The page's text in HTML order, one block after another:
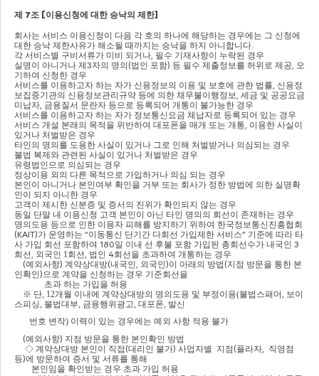
제 7조 [이용신청에 대한 승낙의 제한]
회사는 서비스 이용신청이 다음 각 호의 하나에 해당하는 경우에는 그 신청에
대한 승낙 제한사유가 해소될 때까지는 승낙을 하지 아니합니다
각 서비스별 구비서류가 미비 되거나 필수 기재사항이 누락된 경우
실명이 아니거나 제3자의 명의(법인 포함) 등 필수 제출정보를 허위로 제공
오
기하여 신청한 경우
서비스를 이용하고자 하는 자가 신용정보의 이용 및 보호에 관한 법률 신용정
보집중기관의 신용정보관리규약 등에 의한 채무불이행정보 세금 및 공공요금
미납자 금융질서 문란자 등으로 등록되어 개통이 불가능한 경우
서비스를 이용하고자 하는 자가 정보통신요금 체납자로 등록되어 있는 경우
서비스 개설 본래의 목적을 위반하여 대포폰을 매개 또는 개통 이용한 사실이
있거나 처벌받은 경우
타인의 명의를 도용한 사실이 있거나 그로 인해 처벌받거나 의심되는 경우
불법 복제와 관련된 사실이 있거나 처벌받은 경우
유령법인으로 의심되는 경우
정상이용 외의 다른 목적으로 가입하거나 의심 되는 경우
본인이 아니거나 본인여부 확인을 거부 또는 회사가 정한 방법에 의한 실명확
인이 되지 아니한 경우
고객이 제시한 신분증 및 증서의 진위가 확인되지 않는 경우
동일 단말 내 이용신청 고객 본인이 아닌 타인 명의의 회선이 존재하는 경우
명의도용 등으로 인한 이용자 피해를 방지하기 위하여 한국정보통신진흥협회
(KAIT)가 운영하는 “이동통신 단기간 다회선 가입제한 서비스” 기준에 따라 타
사 가입 회선 포함하여 180일 이내 선·후불 포함 가입된 총회선수가 내국인 3
회선 외국인 1 회선 법인 4회선을 초과하여 개통하는 경우
(예외사항) 계약상대방(내국인 외국인)이 아래의 방법(지점 방문을 통한 본
인확인) 으로 계약을 신청하는 경우 기준회선을
초과 하는 가입을 허용
※ 단 , 12개월 이내에 계약상대방의 명의도용 및 부정이용(불법스패머
보이
스피싱 불법대부 금융행위광고 대포폰 발신
번호 변작) 이력이 있는 경우에는 예외 사항 적용 불가
(예외사항) 지점 방문을 통한 본인확인 방법
◇ 계약상대방 본인이 직접 (대리인 불가) 사업자별  지점 (플라자, 직영점
등)에 방문하여 증서 및 서류를 통해
본인임을 확인받는 경우 초과 가입 허용